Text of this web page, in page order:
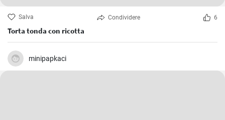
Salva Condividere 6
Torta tonda con ricotta
minipapkaci